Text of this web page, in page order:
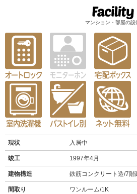
マンション・部屋の設
現状 入居中
竣工 1997年4月
建物構造 鉄筋コンクリート造/7階
間取り ワンルーム/1K